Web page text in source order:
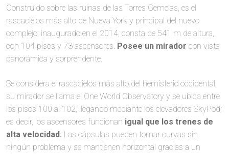
Construido sobre las ruinas de las Torres Gemelas, es el
rascacielos más alto de Nueva York y principal del nuevo
complejo; inaugurado en el 2014, consta de 541 m de altura,
con 104 pisos y 73 ascensores. Posee un mirador con vista
panorámica y sorprendente.
Se considera el rascacielos más alto del hemisferio occidental;
su mirador se llama el One World Observatory y se ubica entre
los pisos 100 al 102, llegando mediante los elevadores SkyPod;
es decir, los ascensores funcionan igual que los trenes de
alta velocidad. Las cápsulas pueden tomar curvas sin
ningún problema y se mantienen horizontal gracias a un